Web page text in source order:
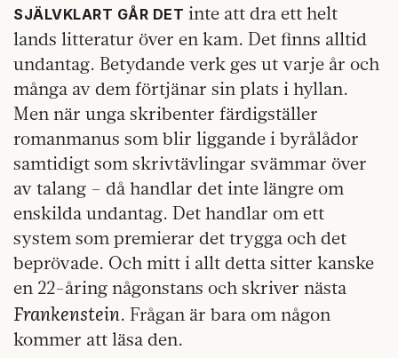
SJÄLVKLART GÅR DET inte att dra ett helt
lands litteratur över en kam. Det finns alltid
undantag. Betydande verk ges ut varje år och
många av dem förtjänar sin plats i hyllan.
Men när unga skribenter färdigställer
romanmanus som blir liggande i byrålådor
samtidigt som skrivtävlingar svämmar över
av talang – då handlar det inte längre om
enskilda undantag. Det handlar om ett
system som premierar det trygga och det
beprövade. Och mitt i allt detta sitter kanske
en 22-åring någonstans och skriver nästa
Frankenstein. Frågan är bara om någon
kommer att läsa den.